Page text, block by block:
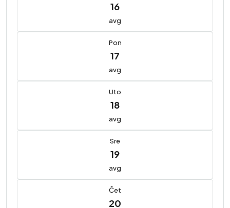
16
avg
Pon
17
avg
Uto
18
avg
Sre
19
avg
Čet
20